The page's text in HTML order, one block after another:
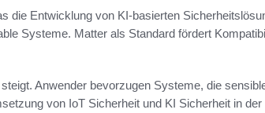
die Entwicklung von KI-basierten
Systeme. Matter als Standard fördert
Anwender bevorzugen Systeme, die
von IoT Sicherheit und KI Sicherheit in der